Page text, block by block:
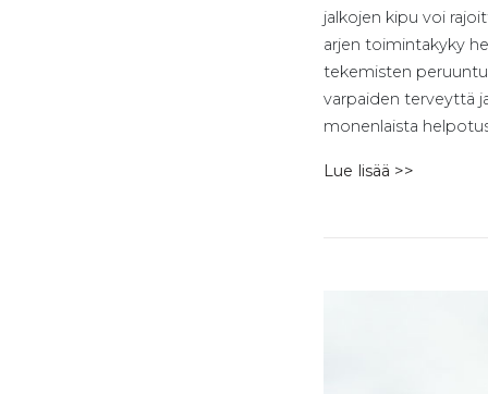
jalkojen kipu voi
arjen toimintakyky
tekemisten
varpaiden terveyttä
monenlaista
Lue lisää >>